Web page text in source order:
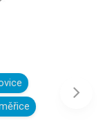
Ďalej